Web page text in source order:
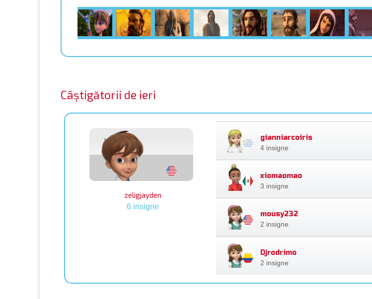
Câștigătorii de ieri
zeligjayden
6 insigne
gianniarcoiris
4 insigne
xiomaomao
3 insigne
mousy232
2 insigne
Djrodrimo
2 insigne